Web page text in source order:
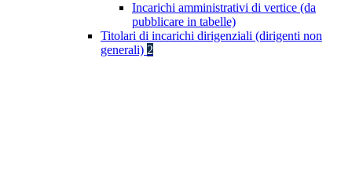
Incarichi amministrativi di vertice (da
pubblicare in tabelle)
Titolari di incarichi dirigenziali (dirigenti non
generali) 2